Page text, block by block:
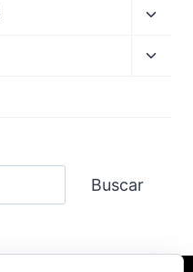
hijo
Buscar